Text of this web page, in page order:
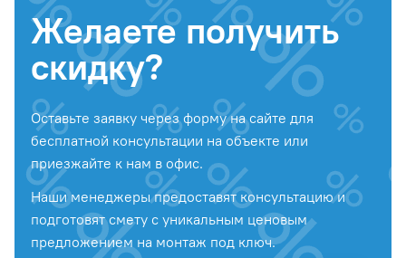
Желаете получить
скидку?
Оставьте заявку через форму на сайте для
бесплатной консультации на объекте или
приезжайте к нам в офис.
Наши менеджеры предоставят консультацию и
подготовят смету с уникальным ценовым
предложением на монтаж под ключ.